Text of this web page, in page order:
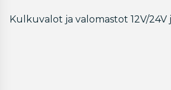
Kulkuvalot ja valomastot 12V/